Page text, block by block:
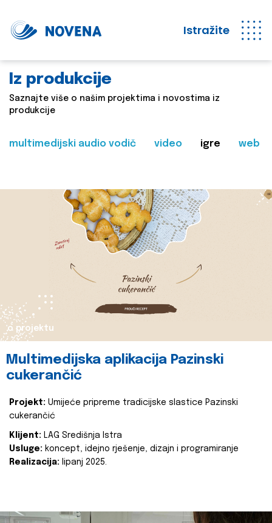
Istražite
Iz produkcije
Saznajte više o našim projektima i novostima iz
produkcije
multimedijski audio vodič video igre web
o projektu
Multimedijska aplikacija Pazinski
cukerančić
Projekt: Umijeće pripreme tradicijske slastice Pazinski
cukerančić
Klijent: LAG Središnja Istra
Usluge: koncept, idejno rješenje, dizajn i programiranje
Realizacija: lipanj 2025.